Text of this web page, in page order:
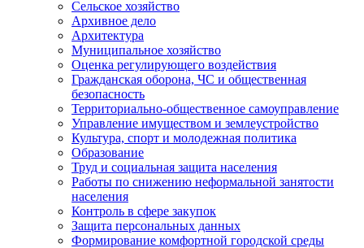
Сельское хозяйство
Архивное дело
Архитектура
Муниципальное хозяйство
Оценка регулирующего воздействия
Гражданская оборона, ЧС и общественная
безопасность
Территориально-общественное самоуправление
Управление имуществом и землеустройство
Культура, спорт и молодежная политика
Образование
Труд и социальная защита населения
Работы по снижению неформальной занятости
населения
Контроль в сфере закупок
Защита персональных данных
Формирование комфортной городской среды